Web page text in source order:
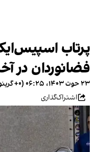
پرتاب
فضانوردان در
۲۳ حوت ۱۴۰۳، ۰۶:۲۵ (‎+۰ گرینویچ)
اشتراک‌گذاری